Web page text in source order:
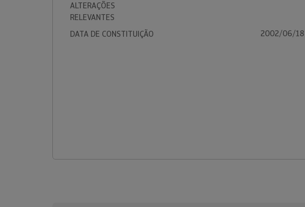
ALTERAÇÕES
RELEVANTES
DATA DE CONSTITUIÇÃO 2002/06/18